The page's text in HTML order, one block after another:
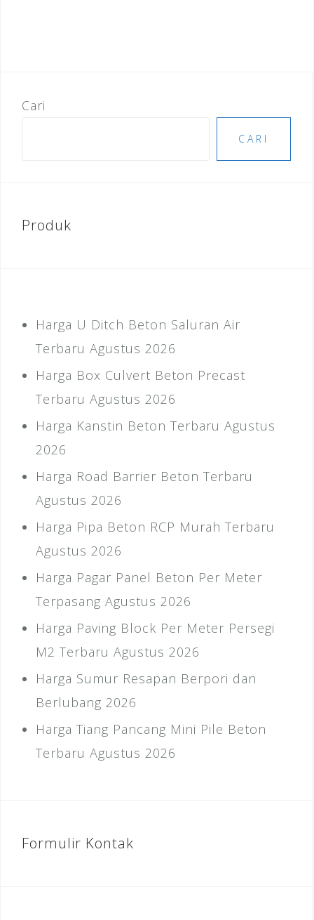
Cari
CARI
Produk
Harga U Ditch Beton Saluran Air
Terbaru Agustus 2026
Harga Box Culvert Beton Precast
Terbaru Agustus 2026
Harga Kanstin Beton Terbaru Agustus
2026
Harga Road Barrier Beton Terbaru
Agustus 2026
Harga Pipa Beton RCP Murah Terbaru
Agustus 2026
Harga Pagar Panel Beton Per Meter
Terpasang Agustus 2026
Harga Paving Block Per Meter Persegi
M2 Terbaru Agustus 2026
Harga Sumur Resapan Berpori dan
Berlubang 2026
Harga Tiang Pancang Mini Pile Beton
Terbaru Agustus 2026
Formulir Kontak